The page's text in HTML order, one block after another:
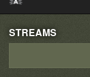
STREAMS